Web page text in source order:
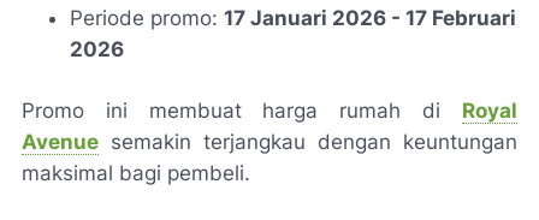
Periode promo: 17 Januari 2026 - 17 Februari
2026
Promo ini membuat harga rumah di Royal
Avenue semakin terjangkau dengan keuntungan
maksimal bagi pembeli.